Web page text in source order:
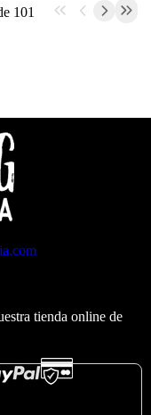
101
tienda online de